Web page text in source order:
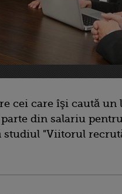
cei care îşi caută un
din salariu
studiul "Viitorul